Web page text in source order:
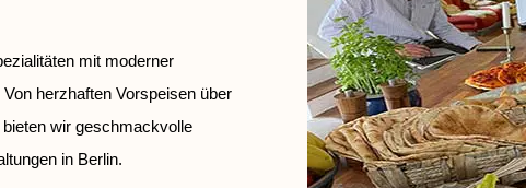
mit moderner
herzhaften Vorspeisen über
wir geschmackvolle
in Berlin.